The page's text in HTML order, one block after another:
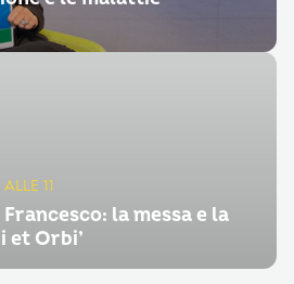
11
la messa e la
et Orbi’